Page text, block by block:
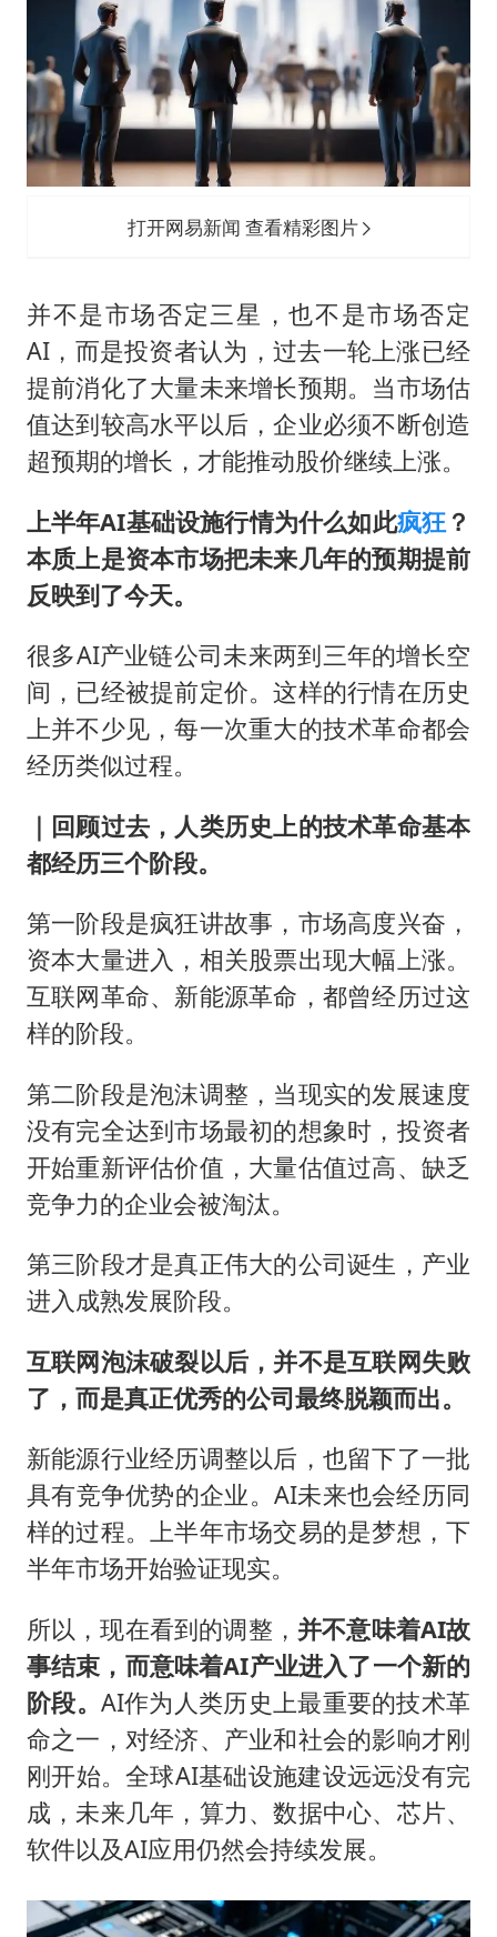
打开网易新闻 查看精彩图片
并不是市场否定三星，也不是市场否定
AI，而是投资者认为，过去一轮上涨已经
提前消化了大量未来增长预期。当市场估
值达到较高水平以后，企业必须不断创造
超预期的增长，才能推动股价继续上涨。
上半年AI基础设施行情为什么如此疯狂？
本质上是资本市场把未来几年的预期提前
反映到了今天。
很多AI产业链公司未来两到三年的增长空
间，已经被提前定价。这样的行情在历史
上并不少见，每一次重大的技术革命都会
经历类似过程。
｜回顾过去，人类历史上的技术革命基本
都经历三个阶段。
第一阶段是疯狂讲故事，市场高度兴奋，
资本大量进入，相关股票出现大幅上涨。
互联网革命、新能源革命，都曾经历过这
样的阶段。
第二阶段是泡沫调整，当现实的发展速度
没有完全达到市场最初的想象时，投资者
开始重新评估价值，大量估值过高、缺乏
竞争力的企业会被淘汰。
第三阶段才是真正伟大的公司诞生，产业
进入成熟发展阶段。
互联网泡沫破裂以后，并不是互联网失败
了，而是真正优秀的公司最终脱颖而出。
新能源行业经历调整以后，也留下了一批
具有竞争优势的企业。AI未来也会经历同
样的过程。上半年市场交易的是梦想，下
半年市场开始验证现实。
所以，现在看到的调整， 并不意味着AI故
事结束，而意味着AI产业进入了一个新的
阶段。 AI作为人类历史上最重要的技术革
命之一，对经济、产业和社会的影响才刚
刚开始。全球AI基础设施建设远远没有完
成，未来几年，算力、数据中心、芯片、
软件以及AI应用仍然会持续发展。